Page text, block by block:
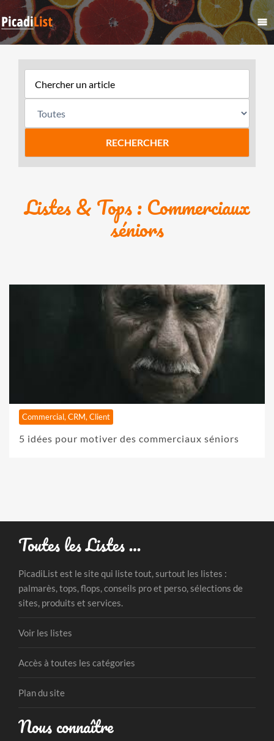
Listes & Tops : Commerciaux
séniors
Commercial, CRM, Client
5 idées pour motiver des commerciaux séniors
Toutes les Listes …
PicadiList est le site qui liste tout, surtout les listes :
palmarès, tops, flops, conseils pro et perso, sélections de
sites, produits et services.
Voir les listes
Accès à toutes les catégories
Plan du site
Nous connaître